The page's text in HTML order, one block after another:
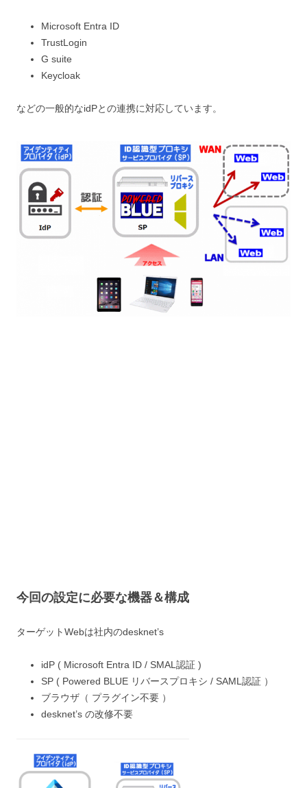
Microsoft Entra ID
TrustLogin
G suite
Keycloak
などの一般的なidPとの連携に対応しています。
今回の設定に必要な機器＆構成
ターゲットWebは社内のdesknet’s
idP ( Microsoft Entra ID / SMAL認証 )
SP ( Powered BLUE リバースプロキシ / SAML認証 ）
ブラウザ（ プラグイン不要 ）
desknet’s の改修不要